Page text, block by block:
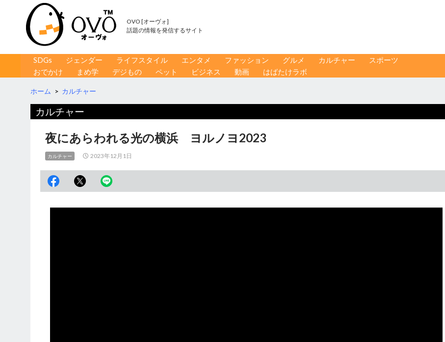
OVO [オーヴォ]
話題の情報を発信するサイト
コンテンツへ移動
SDGs ジェンダー ライフスタイル エンタメ ファッション グルメ カルチャー
スポーツ
おでかけ
まめ学 デジもの ペット ビジネス 動画 はばたけラボ
ホーム > カルチャー
カルチャー
夜にあらわれる光の横浜 ヨルノヨ2023
カルチャー 2023年12月1日